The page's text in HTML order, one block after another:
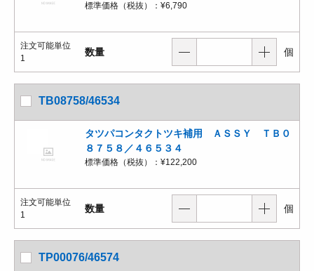
標準価格（税抜）： ¥6,790
注文可能単位
1
数量 個
TB08758/46534
タツパコンタクトツキ補用 ＡＳＳＹ ＴＢ０
８７５８／４６５３４
標準価格（税抜）： ¥122,200
注文可能単位
1
数量 個
TP00076/46574